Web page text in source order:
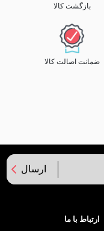
بازگشت کالا
ضمانت اصالت کالا
ارسال
ارتباط با ما